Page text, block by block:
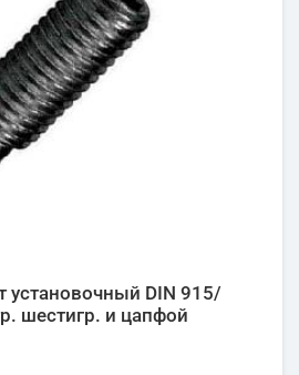
установочный DIN 915/
шестигр. и цапфой